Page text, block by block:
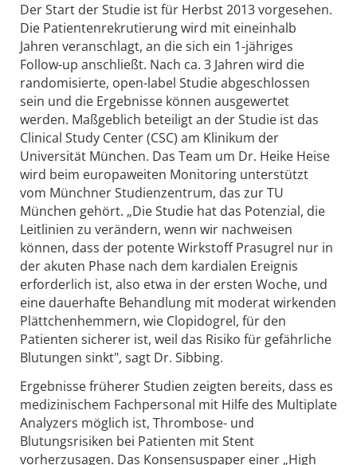
Der Start der Studie ist für Herbst 2013 vorgesehen.
Die Patientenrekrutierung wird mit eineinhalb
Jahren veranschlagt, an die sich ein 1-jähriges
Follow-up anschließt. Nach ca. 3 Jahren wird die
randomisierte, open-label Studie abgeschlossen
sein und die Ergebnisse können ausgewertet
werden. Maßgeblich beteiligt an der Studie ist das
Clinical Study Center (CSC) am Klinikum der
Universität München. Das Team um Dr. Heike Heise
wird beim europaweiten Monitoring unterstützt
vom Münchner Studienzentrum, das zur TU
München gehört. „Die Studie hat das Potenzial, die
Leitlinien zu verändern, wenn wir nachweisen
können, dass der potente Wirkstoff Prasugrel nur in
der akuten Phase nach dem kardialen Ereignis
erforderlich ist, also etwa in der ersten Woche, und
eine dauerhafte Behandlung mit moderat wirkenden
Plättchenhemmern, wie Clopidogrel, für den
Patienten sicherer ist, weil das Risiko für gefährliche
Blutungen sinkt", sagt Dr. Sibbing.
Ergebnisse früherer Studien zeigten bereits, dass es
medizinischem Fachpersonal mit Hilfe des Multiplate
Analyzers möglich ist, Thrombose- und
Blutungsrisiken bei Patienten mit Stent
vorherzusagen. Das Konsensuspaper einer „High